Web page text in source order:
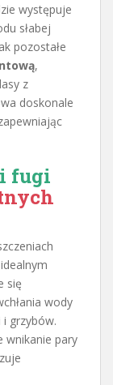
występuje
słabej
pozostałe
,
z
doskonale
fugi
się
wody
grzybów.
wnikanie pary